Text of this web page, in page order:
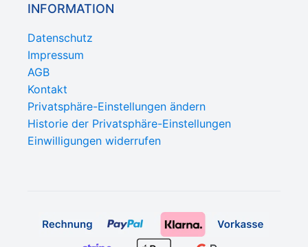
INFORMATION
Datenschutz
Impressum
AGB
Kontakt
Privatsphäre-Einstellungen ändern
Historie der Privatsphäre-Einstellungen
Einwilligungen widerrufen